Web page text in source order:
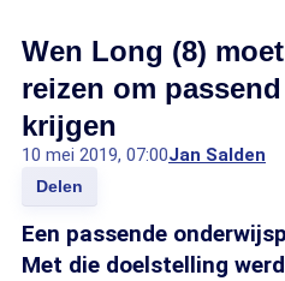
Wen Long (8)
reizen om
krijgen
10 mei 2019, 07:00Jan Salden
Delen
Een passende
Met die doelstelling